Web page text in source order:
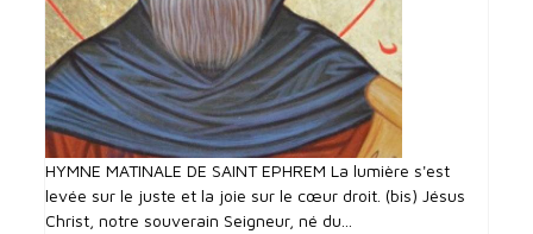
HYMNE MATINALE DE SAINT EPHREM La lumière s'est
levée sur le juste et la joie sur le cœur droit. (bis) Jésus
Christ, notre souverain Seigneur, né du...